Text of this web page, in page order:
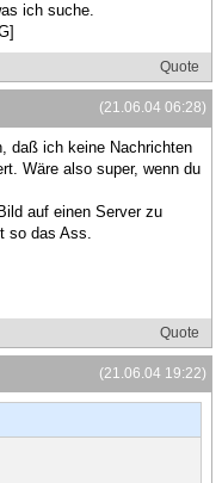
ich suche.
Quote
(21.06.04 06:28)
daß ich keine Nachrichten
Wäre also super, wenn du
auf einen Server zu
so das Ass.
Quote
(21.06.04 19:22)